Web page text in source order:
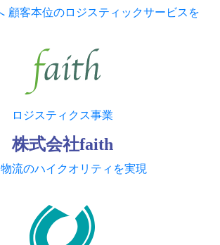
顧客本位のロジスティックサービスを
ロジスティクス事業
株式会社faith
流のハイクオリティを実現